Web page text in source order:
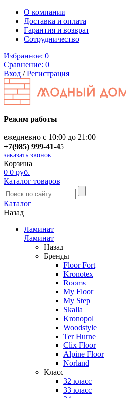
О компании
Доставка и оплата
Гарантия и возврат
Сотрудничество
Избранное: 0
Сравнение: 0
Вход /Регистрация
Режим работы
ежедневно с 10:00 до 21:00
+7(985) 999-41-45
заказать звонок
Корзина
0 0 руб.
Каталог товаров
Каталог
Назад
Ламинат
Ламинат
Назад
Бренды
Floor Fort
Kronotex
Rooms
My Floor
My Step
Skalla
Kronopol
Woodstyle
Ter Hurne
Clix Floor
Alpine Floor
Norland
Класс
32 класс
33 класс